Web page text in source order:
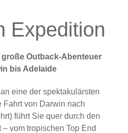
Expedition
große Outback-Abenteuer
bis Adelaide
eine der spektakulärsten
Fahrt von Darwin nach
führt Sie quer durch den
vom tropischen Top End